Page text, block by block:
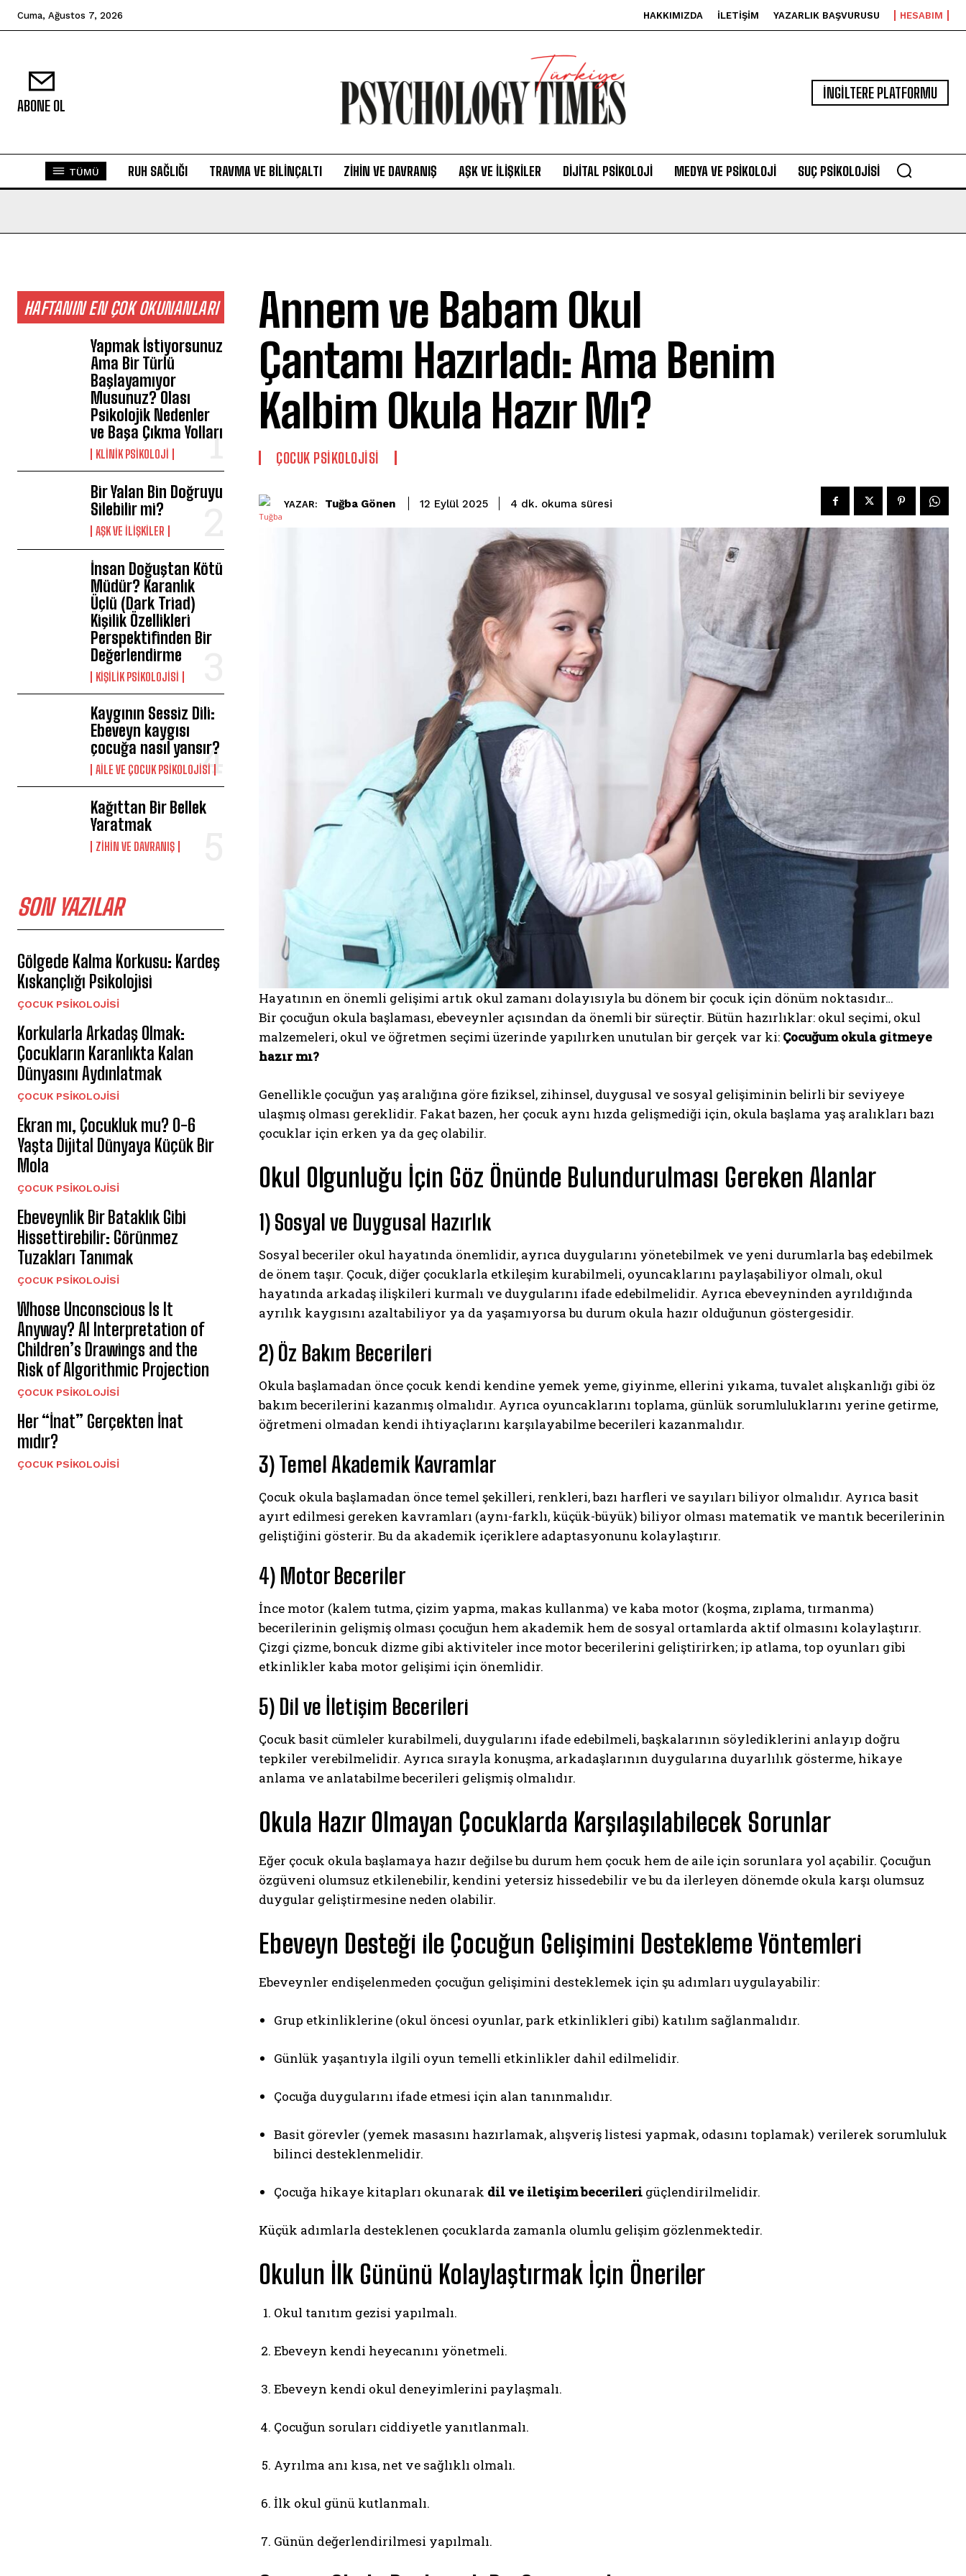
Gizlilik politikasınıokudum, onaylıyorum.
Cuma, Ağustos 7, 2026 HAKKIMIZDA İLETIŞIM YAZARLIK BAŞVURUSU HESABIM
ABONE OL
İNGİLTERE PLATFORMU
TÜMÜ RUH SAĞLIĞI TRAVMA VE BILINÇALTI ZIHIN VE DAVRANIŞ AŞK VE İLIŞKILER DIJITAL PSIKOLOJI MEDYA VE PSIKOLOJI SUÇ PSIKOLOJISI
HAFTANIN EN ÇOK OKUNANLARI
Yapmak İstiyorsunuz
Ama Bir Türlü
Başlayamıyor
Musunuz? Olası
Psikolojik Nedenler
ve Başa Çıkma Yolları
KLINIK PSIKOLOJI
Bir Yalan Bin Doğruyu
Silebilir mi?
AŞK VE İLIŞKILER
İnsan Doğuştan Kötü
Müdür? Karanlık
Üçlü (Dark Triad)
Kişilik Özellikleri
Perspektifinden Bir
Değerlendirme
KIŞILIK PSIKOLOJISI
Kaygının Sessiz Dili:
Ebeveyn kaygısı
çocuğa nasıl yansır?
AILE VE ÇOCUK PSIKOLOJISI
Kağıttan Bir Bellek
Yaratmak
⁠ZIHIN VE DAVRANIŞ
SON YAZILAR
Gölgede Kalma Korkusu: Kardeş
Kıskançlığı Psikolojisi
ÇOCUK PSIKOLOJISI
Korkularla Arkadaş Olmak:
Çocukların Karanlıkta Kalan
Dünyasını Aydınlatmak
ÇOCUK PSIKOLOJISI
Ekran mı, Çocukluk mu? 0-6
Yaşta Dijital Dünyaya Küçük Bir
Mola
ÇOCUK PSIKOLOJISI
Ebeveynlik Bir Bataklık Gibi
Hissettirebilir: Görünmez
Tuzakları Tanımak
ÇOCUK PSIKOLOJISI
Whose Unconscious Is It
Anyway? AI Interpretation of
Children’s Drawings and the
Risk of Algorithmic Projection
ÇOCUK PSIKOLOJISI
Her “İnat” Gerçekten İnat
mıdır?
ÇOCUK PSIKOLOJISI
Annem ve Babam Okul
Çantamı Hazırladı: Ama Benim
Kalbim Okula Hazır Mı?
ÇOCUK PSIKOLOJISI
YAZAR: Tuğba Gönen 12 Eylül 2025 4 dk. okuma süresi
Hayatının en önemli gelişimi artık okul zamanı dolayısıyla bu dönem bir çocuk için dönüm noktasıdır…
Bir çocuğun okula başlaması, ebeveynler açısından da önemli bir süreçtir. Bütün hazırlıklar: okul seçimi, okul
malzemeleri, okul ve öğretmen seçimi üzerinde yapılırken unutulan bir gerçek var ki: Çocuğum okula gitmeye
hazır mı?
Genellikle çocuğun yaş aralığına göre fiziksel, zihinsel, duygusal ve sosyal gelişiminin belirli bir seviyeye
ulaşmış olması gereklidir. Fakat bazen, her çocuk aynı hızda gelişmediği için, okula başlama yaş aralıkları bazı
çocuklar için erken ya da geç olabilir.
Okul Olgunluğu İçin Göz Önünde Bulundurulması Gereken Alanlar
1) Sosyal ve Duygusal Hazırlık
Sosyal beceriler okul hayatında önemlidir, ayrıca duygularını yönetebilmek ve yeni durumlarla baş edebilmek
de önem taşır. Çocuk, diğer çocuklarla etkileşim kurabilmeli, oyuncaklarını paylaşabiliyor olmalı, okul
hayatında arkadaş ilişkileri kurmalı ve duygularını ifade edebilmelidir. Ayrıca ebeveyninden ayrıldığında
ayrılık kaygısını azaltabiliyor ya da yaşamıyorsa bu durum okula hazır olduğunun göstergesidir.
2) Öz Bakım Becerileri
Okula başlamadan önce çocuk kendi kendine yemek yeme, giyinme, ellerini yıkama, tuvalet alışkanlığı gibi öz
bakım becerilerini kazanmış olmalıdır. Ayrıca oyuncaklarını toplama, günlük sorumluluklarını yerine getirme,
öğretmeni olmadan kendi ihtiyaçlarını karşılayabilme becerileri kazanmalıdır.
3) Temel Akademik Kavramlar
Çocuk okula başlamadan önce temel şekilleri, renkleri, bazı harfleri ve sayıları biliyor olmalıdır. Ayrıca basit
ayırt edilmesi gereken kavramları (aynı-farklı, küçük-büyük) biliyor olması matematik ve mantık becerilerinin
geliştiğini gösterir. Bu da akademik içeriklere adaptasyonunu kolaylaştırır.
4) Motor Beceriler
İnce motor (kalem tutma, çizim yapma, makas kullanma) ve kaba motor (koşma, zıplama, tırmanma)
becerilerinin gelişmiş olması çocuğun hem akademik hem de sosyal ortamlarda aktif olmasını kolaylaştırır.
Çizgi çizme, boncuk dizme gibi aktiviteler ince motor becerilerini geliştirirken; ip atlama, top oyunları gibi
etkinlikler kaba motor gelişimi için önemlidir.
5) Dil ve İletişim Becerileri
Çocuk basit cümleler kurabilmeli, duygularını ifade edebilmeli, başkalarının söylediklerini anlayıp doğru
tepkiler verebilmelidir. Ayrıca sırayla konuşma, arkadaşlarının duygularına duyarlılık gösterme, hikaye
anlama ve anlatabilme becerileri gelişmiş olmalıdır.
Okula Hazır Olmayan Çocuklarda Karşılaşılabilecek Sorunlar
Eğer çocuk okula başlamaya hazır değilse bu durum hem çocuk hem de aile için sorunlara yol açabilir. Çocuğun
özgüveni olumsuz etkilenebilir, kendini yetersiz hissedebilir ve bu da ilerleyen dönemde okula karşı olumsuz
duygular geliştirmesine neden olabilir.
Ebeveyn Desteği ile Çocuğun Gelişimini Destekleme Yöntemleri
Ebeveynler endişelenmeden çocuğun gelişimini desteklemek için şu adımları uygulayabilir:
Grup etkinliklerine (okul öncesi oyunlar, park etkinlikleri gibi) katılım sağlanmalıdır.
Günlük yaşantıyla ilgili oyun temelli etkinlikler dahil edilmelidir.
Çocuğa duygularını ifade etmesi için alan tanınmalıdır.
Basit görevler (yemek masasını hazırlamak, alışveriş listesi yapmak, odasını toplamak) verilerek sorumluluk
bilinci desteklenmelidir.
Çocuğa hikaye kitapları okunarak dil ve iletişim becerileri güçlendirilmelidir.
Küçük adımlarla desteklenen çocuklarda zamanla olumlu gelişim gözlenmektedir.
Okulun İlk Gününü Kolaylaştırmak İçin Öneriler
Okul tanıtım gezisi yapılmalı.
Ebeveyn kendi heyecanını yönetmeli.
Ebeveyn kendi okul deneyimlerini paylaşmalı.
Çocuğun soruları ciddiyetle yanıtlanmalı.
Ayrılma anı kısa, net ve sağlıklı olmalı.
İlk okul günü kutlanmalı.
Günün değerlendirilmesi yapılmalı.